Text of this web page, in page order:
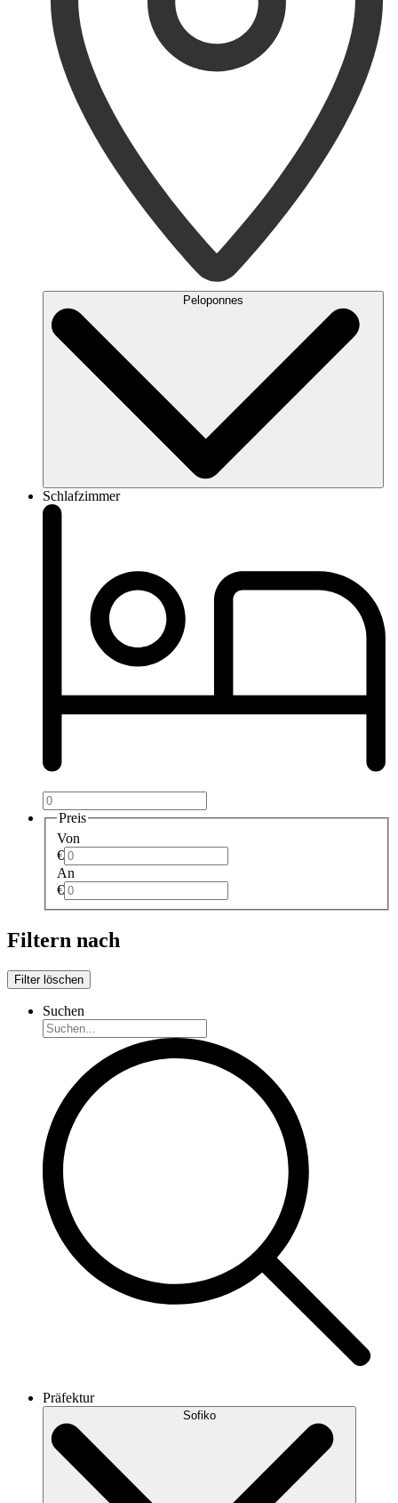
Peloponnes
Schlafzimmer
Preis
Von
€
An
€
Filtern nach
Filter löschen
Suchen
Präfektur
Sofiko